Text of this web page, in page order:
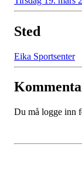
Sted
Eika Sportsenter
Du må logge inn